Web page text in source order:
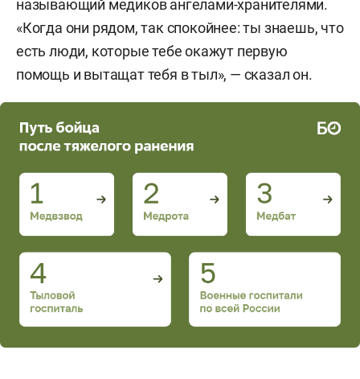
называющий медиков ангелами-хранителями.
«Когда они рядом, так спокойнее: ты знаешь, что
есть люди, которые тебе окажут первую
помощь и вытащат тебя в тыл», — сказал он.